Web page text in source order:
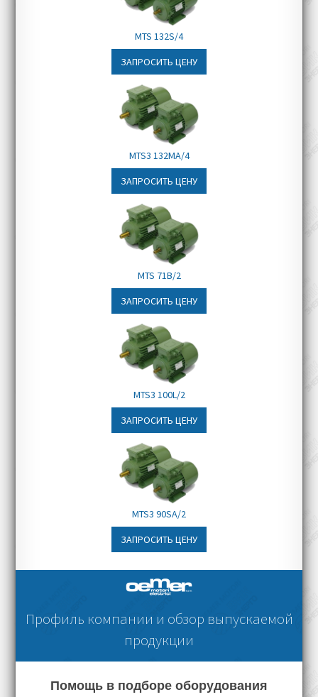
транспортировочные линии
Складское оборудование
Мостовые и портовые краны
MTS 132S/4
ЗАПРОСИТЬ ЦЕНУ
MTS3 132MA/4
ЗАПРОСИТЬ ЦЕНУ
MTS 71B/2
ЗАПРОСИТЬ ЦЕНУ
MTS3 100L/2
ЗАПРОСИТЬ ЦЕНУ
MTS3 90SA/2
ЗАПРОСИТЬ ЦЕНУ
Профиль компании и обзор выпускаемой
продукции
Помощь в подборе оборудования